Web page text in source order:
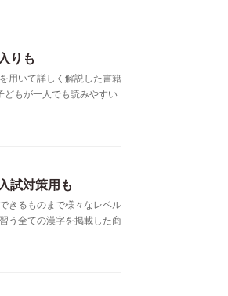
りも
用いて詳しく解説した書籍
もが一人でも読みやすい
試対策用も
きるものまで様々なレベル
う全ての漢字を掲載した商